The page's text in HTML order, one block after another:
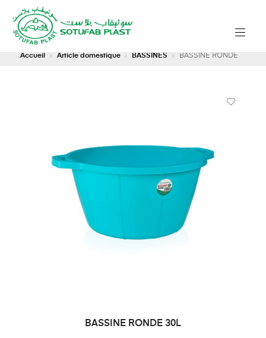
Accueil Article domestique BASSINES BASSINE RONDE
BASSINE RONDE 30L